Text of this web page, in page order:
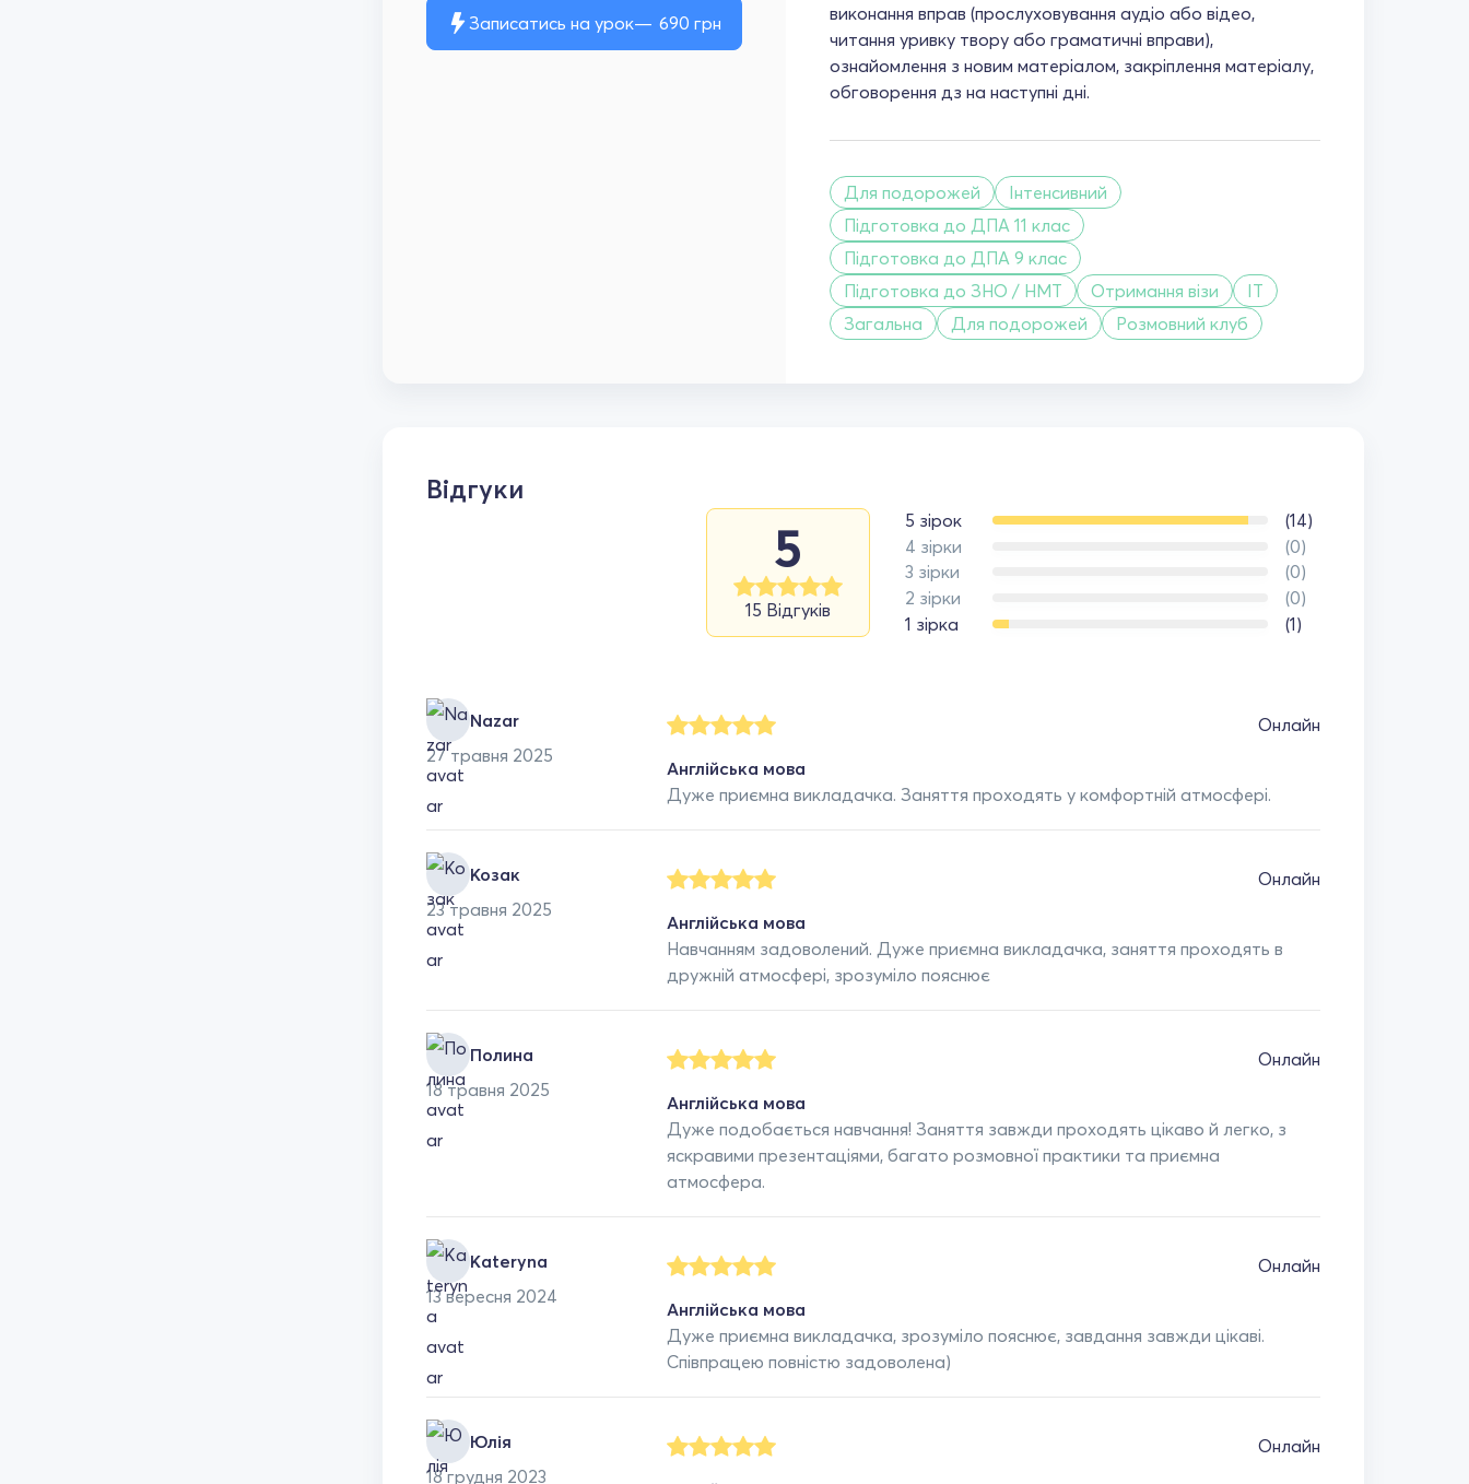
Записатись на урок 690 грн
виконання вправ (прослуховування аудіо або відео,
читання уривку твору або граматичні вправи),
ознайомлення з новим матеріалом, закріплення матеріалу,
обговорення дз на наступні дні.
Для подорожей
Інтенсивний
Підготовка до ДПА 11 клас
Підготовка до ДПА 9 клас
Підготовка до ЗНО / НМТ
Отримання візи
IT
Загальна
Для подорожей Розмовний клуб
Відгуки
5
15 Відгуків
5 зірок
(14)
4 зірки
(0)
3 зірки
(0)
2 зірки
(0)
1 зірка
(1)
Nazar
27 травня 2025
Онлайн
Англійська мова
Дуже приємна викладачка. Заняття проходять у комфортній атмосфері.
Козак
23 травня 2025
Онлайн
Англійська мова
Навчанням задоволений. Дуже приємна викладачка, заняття проходять в
дружній атмосфері, зрозуміло пояснює
Полина
18 травня 2025
Онлайн
Англійська мова
Дуже подобається навчання! Заняття завжди проходять цікаво й легко, з
яскравими презентаціями, багато розмовної практики та приємна
атмосфера.
Kateryna
13 вересня 2024
Онлайн
Англійська мова
Дуже приємна викладачка, зрозуміло пояснює, завдання завжди цікаві.
Співпрацею повністю задоволена)
Юлія
18 грудня 2023
Онлайн